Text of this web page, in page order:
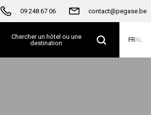
09 248 67 06 contact@pegase.be
Chercher un hôtel ou une
destination
FRNL